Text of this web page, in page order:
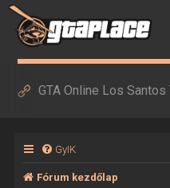
GTA Online Los Santos
GyIK
Fórum kezdőlap